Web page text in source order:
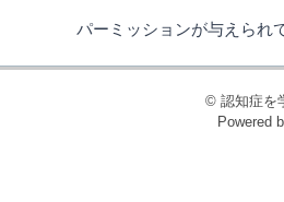
パーミッションが与えられ
© 認知症を
Powered